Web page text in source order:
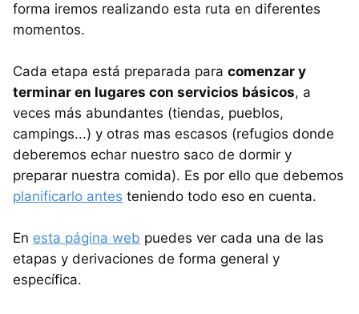
forma iremos realizando esta ruta en diferentes
momentos.
Cada etapa está preparada para comenzar y
terminar en lugares con servicios básicos, a
veces más abundantes (tiendas, pueblos,
campings...) y otras mas escasos (refugios donde
deberemos echar nuestro saco de dormir y
preparar nuestra comida). Es por ello que debemos
planificarlo antes teniendo todo eso en cuenta.
En esta página web puedes ver cada una de las
etapas y derivaciones de forma general y
específica.